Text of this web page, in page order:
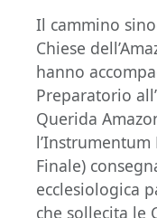
Il cammino
Chiese
hanno
Preparatorio
Querida
Finale)
ecclesiologica
che sollecita le